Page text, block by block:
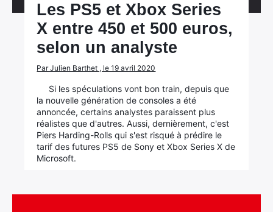
Les PS5 et Xbox Series
X entre 450 et 500 euros,
selon un analyste
Par Julien Barthet , le 19 avril 2020
Si les spéculations vont bon train, depuis que
la nouvelle génération de consoles a été
annoncée, certains analystes paraissent plus
réalistes que d'autres. Aussi, dernièrement, c'est
Piers Harding-Rolls qui s'est risqué à prédire le
tarif des futures PS5 de Sony et Xbox Series X de
Microsoft.